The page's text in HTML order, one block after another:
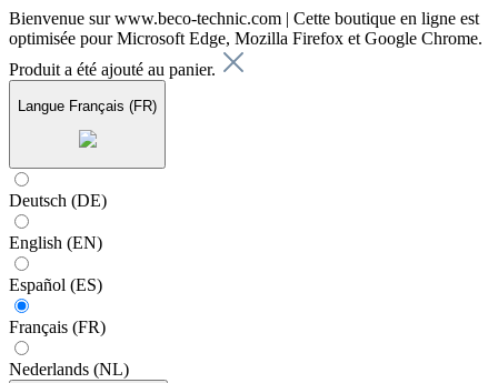
Bienvenue sur www.beco-technic.com | Cette boutique en ligne est
optimisée pour Microsoft Edge, Mozilla Firefox et Google Chrome.
Produit a été ajouté au panier.
Langue Français (FR)
Deutsch (DE)
English (EN)
Español (ES)
Français (FR)
Nederlands (NL)